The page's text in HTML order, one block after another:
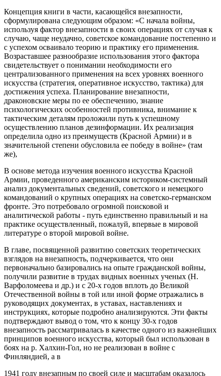
Концепция книги в части, касающейся внезапности,
сформулирована следующим образом: «С начала войны,
используя фактор внезапности в своих операциях от случая к
случаю, чаще неудачно, советское командование постепенно и
с успехом осваивало теорию и практику его применения.
Возраставшее разнообразие использования этого фактора
свидетельствует о понимании необходимости его
централизованного применения на всех уровнях военного
искусства (стратегия, оперативное искусство, тактика) для
достижения успеха. Планирование внезапности,
драконовские меры по ее обеспечению, знание
психологических особенностей противника, внимание к
тактическим деталям проложили путь к успешному
осуществлению планов дезинформации. Их реализация
определила одно из преимуществ (Красной Армии) и в
значительной степени обусловила ее победу в войне» (там
же),
В основе метода изучения военного искусства Красной
Армии, проведенного американским историком-системный
анализ документальных сведений, советского и немецкого
командований о крупных операциях на советско-германском
фронте. Это потребовало огромной поисковой и
аналитической работы - путь единственно правильный и на
практике осуществленный, пожалуй, впервые в мировой
литературе о второй мировой войне.
В главе, посвященной развитию советских теоретических
взглядов на внезапность, подчеркивается, что они
первоначально базировались на опыте гражданской войны,
получили развитие в трудах видных военных ученых (Н.
Варфоломеева и др.) и с 20-х годов вплоть до Великой
Отечественной войны в той или иной форме отражались в
руководящих документах, в уставах, наставлениях и
инструкциях, которые подробно анализируются. Эти факты
подтверждают вывод о том, что к концу 30-х годов
внезапность рассматривалась в качестве одного из важнейших
принципов военного искусства, который был использован в
боях на р. Халхин-Гол, но не реализован в войне с
Финляндией, а в
1941 году внезапным по своей силе и масштабам оказалось